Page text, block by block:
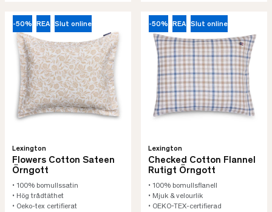
-50% REA Slut online
Lexington
Flowers Cotton Sateen
Örngott
• 100% bomullssatin
• Hög trådtäthet
• Oeko-tex certifierat
-50% REA Slut online
Lexington
Checked Cotton Flannel
Rutigt Örngott
• 100% bomullsflanell
• Mjuk & velourlik
• OEKO-TEX-certifierad